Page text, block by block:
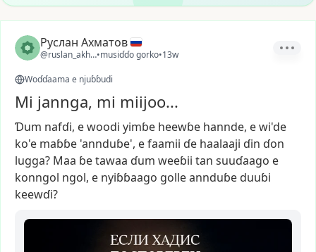
Руслан Ахматов
@ruslan_akhmatov1
•musiɗɗo gorko•13w
Woɗɗaama e njuɓɓudi
Mi jannga, mi miijoo...
Ɗum nafɗi, ewoodi yimɓe heewɓe hannde, ewi'de
ko'e maɓɓe 'annduɓe', efaamii ɗe haalaaji ɗin ɗon
lugga? Maa ɓetawaa ɗum weeɓii tan suuɗaago e
konngol ngol, e nyiɓɓaago golleannduɓe duuɓi
keewɗi?